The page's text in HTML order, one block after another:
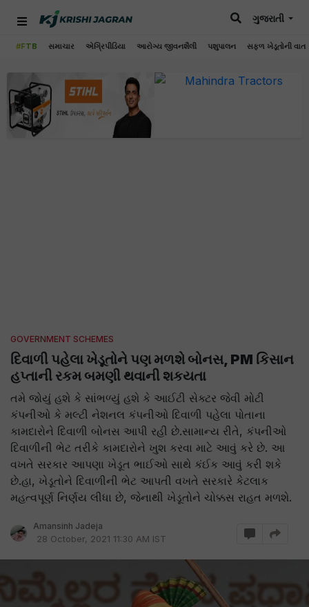
#FTB સમાચાર એગ્રિપીડિયા આરોગ્ય જીવનશૈલી પશુપાલન સફળ ખેડૂતોની વાત
ગુજરાતી
GOVERNMENT SCHEMES
દિવાળી પહેલા ખેડૂતોને પણ મળશે બોનસ, PM કિસાન
હપ્તાની રકમ બમણી થવાની શકયતા
તમે જોયું હશે કે સાંભળ્યું હશે કે આઈટી સેક્ટર જેવી મોટી
કંપનીઓ કે મલ્ટી નેશનલ કંપનીઓ દિવાળી પહેલા પોતાના
કામદારોને દિવાળી બોનસ આપી રહી છે.સામાન્ય રીતે, કંપનીઓ
દિવાળીની ભેટ તરીકે કામદારોને ખુશ કરવા માટે આવું કરે છે. આ
વખતે સરકાર આપણા ખેડૂત ભાઈઓ સાથે કંઈક આવું કરી શકે
છે.હા, ખેડૂતોને દિવાળીની ભેટ આપતી વખતે સરકારે કેટલાક
મહત્વપૂર્ણ નિર્ણય લીધા છે, જેનાથી ખેડૂતોને ચોક્કસ રાહત મળશે.
Amansinh Jadeja
28 October, 2021 11:30 AM IST